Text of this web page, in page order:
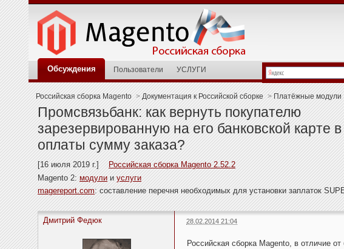
Обсуждения Пользователи УСЛУГИ
Российская сборка Magento > Документация к Российской сборке > Платёжные модули
Промсвязьбанк: как вернуть покупателю
зарезервированную на его банковской карте
оплаты сумму заказа?
[16 июля 2019 г.]
Российская сборка Magento 2.52.2
Magento 2: модули и услуги
magereport.com: составление перечня необходимых для установки заплаток
Дмитрий Федюк 28.02.2014 21:04
Российская сборка Magento, в отличие